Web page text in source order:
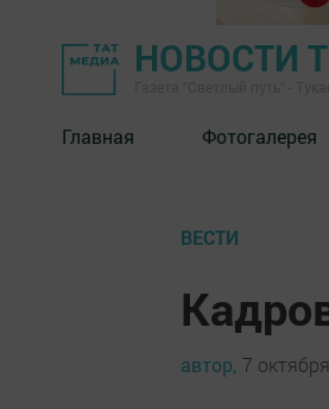
НОВОСТИ
Главная Фотогалерея
ВЕСТИ
автор, 7